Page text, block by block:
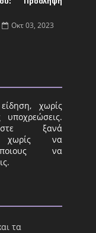
Οκτ 03, 2023
χωρίς
υποχρεώσεις.
ξανά
χωρίς να
να
τα